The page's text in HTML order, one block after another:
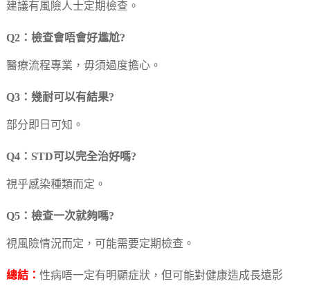
建議有風險人士定期檢查。
Q2：檢查會唔會好尷尬?
醫療流程專業，毋須過度擔心。
Q3：幾耐可以有結果?
部分即日可知。
Q4：STD可以完全治好嗎?
視乎感染種類而定。
Q5：檢查一次就夠嗎?
視風險情況而定，可能需要定期檢查。
總結： 性病唔一定有明顯症狀，但可能對健康造成長遠影